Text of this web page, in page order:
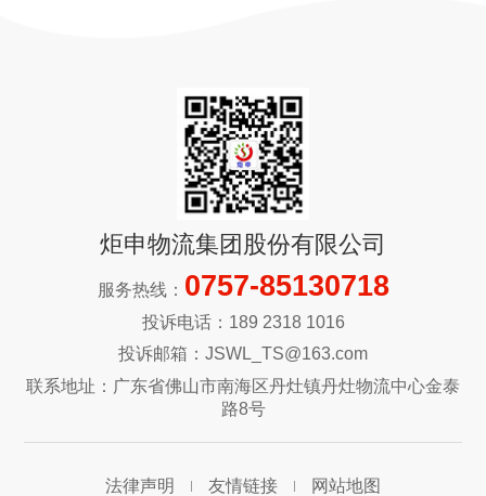
炬申物流集团股份有限公司
服务热线： 0757-85130718
投诉电话：189 2318 1016
投诉邮箱：JSWL_TS@163.com
联系地址：广东省佛山市南海区丹灶镇丹灶物流中心金泰
路8号
法律声明 友情链接 网站地图